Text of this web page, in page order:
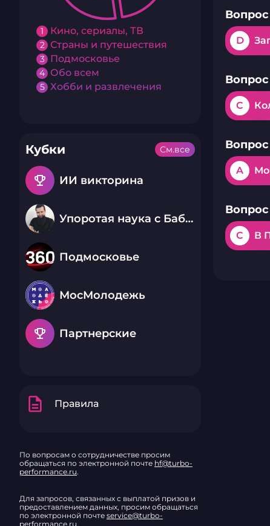
1 Кино, сериалы, ТВ
2 Страны и путешествия
3 Подмосковье
4 Обо всем
5 Хобби и развлечения
Кубки
emoji_events ИИ викторина
Упоротая наука с Бабаем Лютым
Подмосковье
МосМолодежь
emoji_events Партнерские
См.все
description Правила
По вопросам о сотрудничестве просим
обращаться по электронной почте hf@turbo-
performance.ru.
Для запросов, связанных с выплатой призов и
предоставлением данных, просим обращаться
по электронной почте service@turbo-
performance.ru.
Вопрос
D
Вопрос
C
Вопрос
A
Вопрос
C В